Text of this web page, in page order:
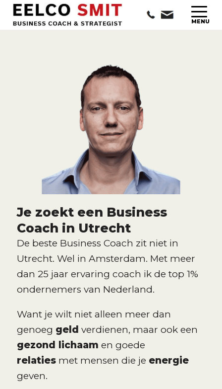
Je zoekt een Business
Coach in Utrecht
De beste Business Coach zit niet in
Utrecht. Wel in Amsterdam. Met meer
dan 25 jaar ervaring coach ik de top 1%
ondernemers van Nederland.
Want je wilt niet alleen meer dan
genoeg geld verdienen, maar ook een
gezond lichaam en goede
relatiesmet mensen die je energie
geven.